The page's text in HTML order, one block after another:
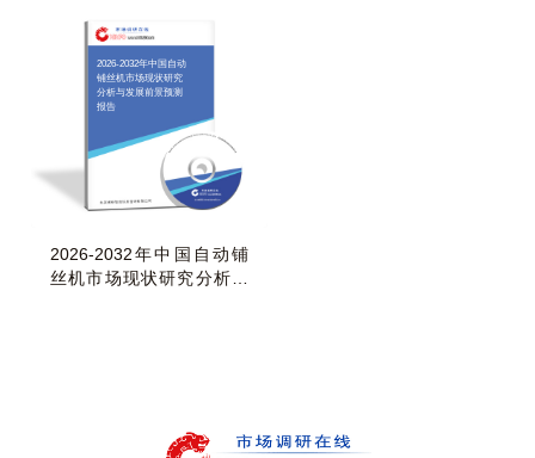
2026-2032年中国自动
铺丝机市场现状研究
分析与发展前景预测
报告
2026-2032年中国自动铺
丝机市场现状研究分析与